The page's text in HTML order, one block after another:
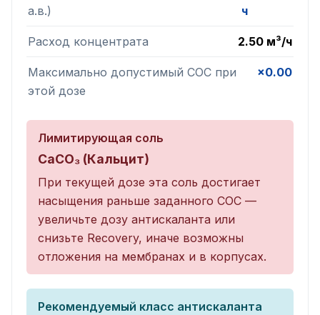
а.в.)
ч
Расход концентрата 2.50 м³/ч
Максимально допустимый COC при
этой дозе
×0.00
Лимитирующая соль
CaCO₃ (Кальцит)
При текущей дозе эта соль достигает
насыщения раньше заданного COC —
увеличьте дозу антискаланта или
снизьте Recovery, иначе возможны
отложения на мембранах и в корпусах.
Рекомендуемый класс антискаланта